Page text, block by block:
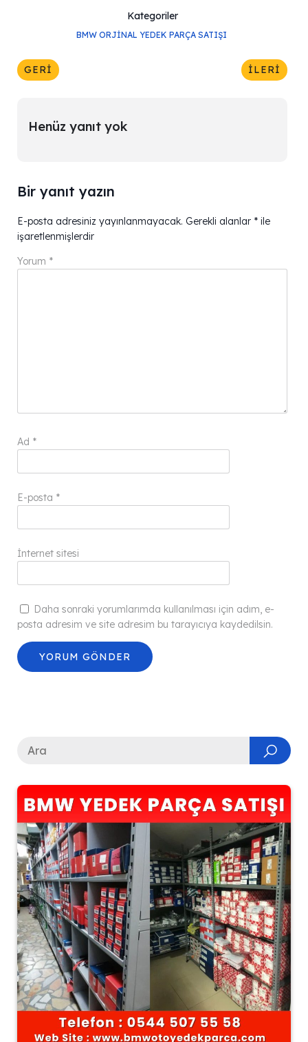
Kategoriler
BMW ORJINAL YEDEK PARÇA SATIŞI
GERI İLERI
Henüz yanıt yok
Bir yanıt yazın
E-posta adresiniz yayınlanmayacak. Gerekli alanlar * ile
işaretlenmişlerdir
Yorum *
Ad *
E-posta *
İnternet sitesi
Daha sonraki yorumlarımda kullanılması için adım, e-
posta adresim ve site adresim bu tarayıcıya kaydedilsin.